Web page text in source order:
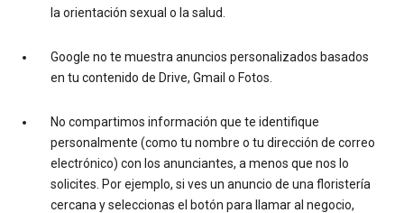
la orientación sexual o la salud.
Google no te muestra anuncios personalizados basados
en tu contenido de Drive, Gmail o Fotos.
No compartimos información que te identifique
personalmente (como tu nombre o tu dirección de correo
electrónico) con los anunciantes, a menos que nos lo
solicites. Por ejemplo, si ves un anuncio de una floristería
cercana y seleccionas el botón para llamar al negocio,